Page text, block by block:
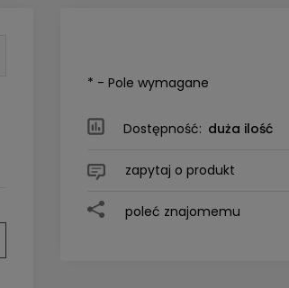
* - Pole wymagane
Dostępność: duża ilość
zapytaj o produkt
poleć znajomemu